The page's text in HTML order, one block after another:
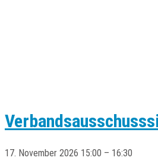
17. November 2026 15:00 – 16:30